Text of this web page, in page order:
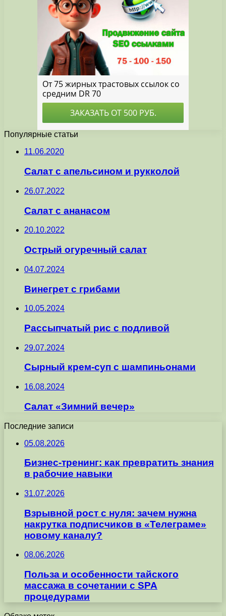
Популярные статьи
11.06.2020
Салат с апельсином и рукколой
26.07.2022
Салат с ананасом
20.10.2022
Острый огуречный салат
04.07.2024
Винегрет с грибами
10.05.2024
Рассыпчатый рис с подливой
29.07.2024
Сырный крем-суп с шампиньонами
16.08.2024
Салат «Зимний вечер»
Последние записи
05.08.2026
Бизнес-тренинг: как превратить знания
в рабочие навыки
31.07.2026
Взрывной рост с нуля: зачем нужна
накрутка подписчиков в «Телеграме»
новому каналу?
08.06.2026
Польза и особенности тайского
массажа в сочетании с SPA
процедурами